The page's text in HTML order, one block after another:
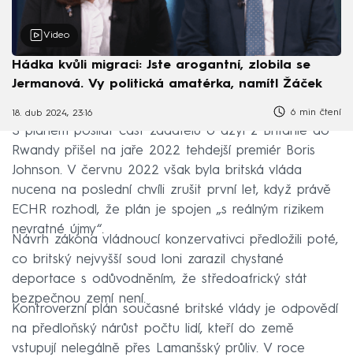
Video
Hádka kvůli migraci: Jste arogantní, zlobila se
Jermanová. Vy politická amatérka, namítl Žáček
18. dub 2024, 23:16 6 min čtení
S plánem posílat část žadatelů o azyl z Británie do
Rwandy přišel na jaře 2022 tehdejší premiér Boris
Johnson. V červnu 2022 však byla britská vláda
nucena na poslední chvíli zrušit první let, když právě
ECHR rozhodl, že plán je spojen „s reálným rizikem
nevratné újmy“.
Návrh zákona vládnoucí konzervativci předložili poté,
co britský nejvyšší soud loni zarazil chystané
deportace s odůvodněním, že středoafrický stát
bezpečnou zemí není.
Kontroverzní plán současné britské vlády je odpovědí
na předloňský nárůst počtu lidí, kteří do země
vstupují nelegálně přes Lamanšský průliv. V roce